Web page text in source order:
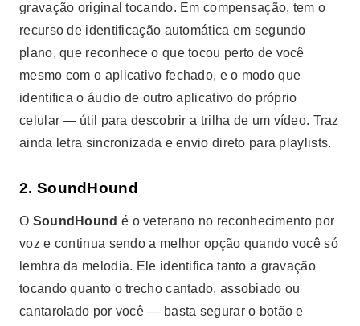
gravação original tocando. Em compensação, tem o
recurso de identificação automática em segundo
plano, que reconhece o que tocou perto de você
mesmo com o aplicativo fechado, e o modo que
identifica o áudio de outro aplicativo do próprio
celular — útil para descobrir a trilha de um vídeo. Traz
ainda letra sincronizada e envio direto para playlists.
2. SoundHound
О SoundHound é o veterano no reconhecimento por
voz e continua sendo a melhor opção quando você só
lembra da melodia. Ele identifica tanto a gravação
tocando quanto o trecho cantado, assobiado ou
cantarolado por você — basta segurar o botão e